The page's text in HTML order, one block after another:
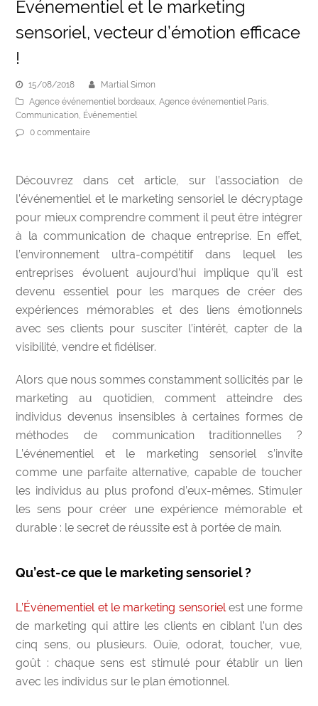
Événementiel et le marketing
sensoriel, vecteur d’émotion efficace
!
15/08/2018
Martial Simon
Agence événementiel bordeaux ,Agence événementiel Paris
Communication Événementiel
0 commentaire
Découvrez dans cet article, sur l’association de
l’événementiel et le marketing sensoriel le décryptage
pour mieux comprendre comment il peut être intégrer
à la communication de chaque entreprise. En effet,
l’environnement ultra-compétitif dans lequel les
entreprises évoluent aujourd’hui implique qu’il est
devenu essentiel pour les marques de créer des
expériences mémorables et des liens émotionnels
avec ses clients pour susciter l’intérêt, capter de la
visibilité, vendre et fidéliser.
Alors que nous sommes constamment sollicités par le
marketing au quotidien, comment atteindre des
individus devenus insensibles à certaines formes de
méthodes de communication traditionnelles ?
L’événementiel et le marketing sensoriel s’invite
comme une parfaite alternative, capable de toucher
les individus au plus profond d’eux-mêmes. Stimuler
les sens pour créer une expérience mémorable et
durable : le secret de réussite est à portée de main.
Qu’est-ce que le marketing sensoriel ?
L’Événementiel et le marketing sensoriel est une forme
de marketing qui attire les clients en ciblant l’un des
cinq sens, ou plusieurs. Ouïe, odorat, toucher, vue,
goût : chaque sens est stimulé pour établir un lien
avec les individus sur le plan émotionnel.